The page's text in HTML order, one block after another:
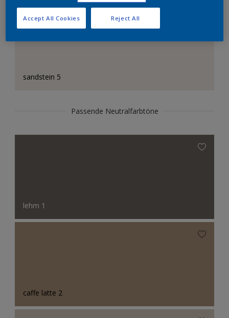
sandstein 5
Passende Neutralfarbtöne
lehm 1
caffe latte 2
Reject All
Accept All Cookies